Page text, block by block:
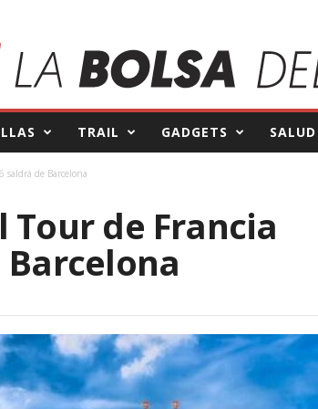
TRAIL GADGETS SALUD
saldrá de Barcelona
de Francia
Barcelona